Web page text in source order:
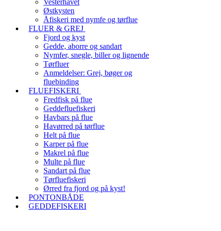
Vesterhavet
Østkysten
Åfiskeri med nymfe og tørflue
FLUER & GREJ
Fjord og kyst
Gedde, aborre og sandart
Nymfer, snegle, biller og lignende
Tørfluer
Anmeldelser: Grej, bøger og
fluebinding
FLUEFISKERI
Fredfisk på flue
Geddefluefiskeri
Havbars på flue
Havørred på tørflue
Helt på flue
Karper på flue
Makrel på flue
Multe på flue
Sandart på flue
Tørfluefiskeri
Ørred fra fjord og på kyst!
PONTONBÅDE
GEDDEFISKERI